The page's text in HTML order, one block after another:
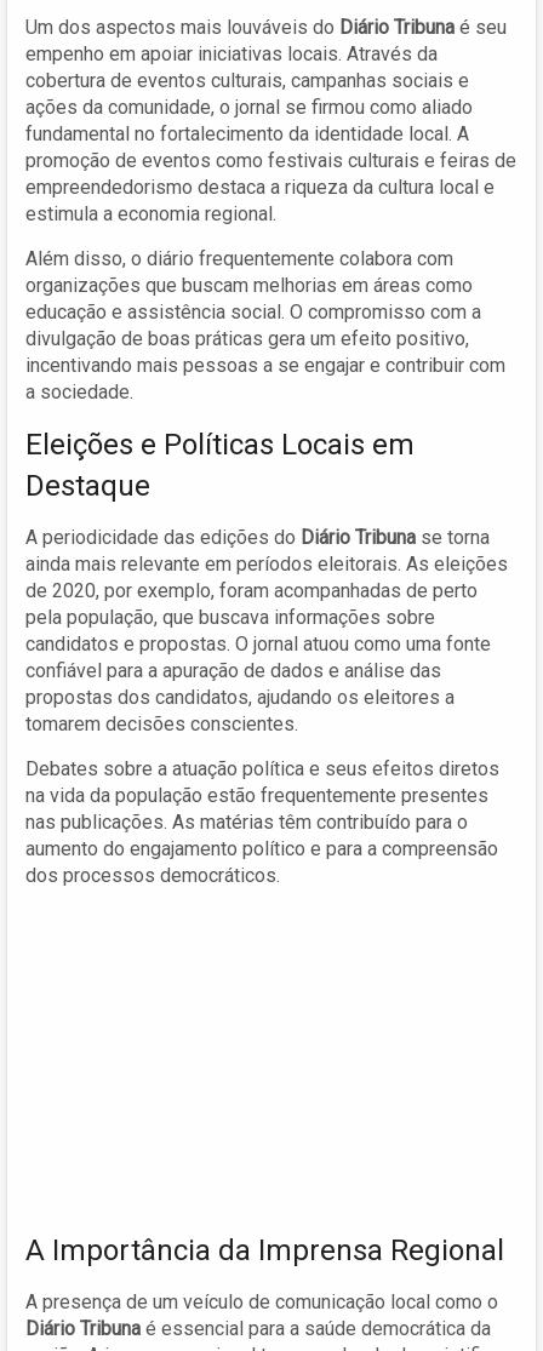
Um dos aspectos mais louváveis do Diário Tribuna é seu
empenho em apoiar iniciativas locais. Através da
cobertura de eventos culturais, campanhas sociais e
ações da comunidade, o jornal se firmou como aliado
fundamental no fortalecimento da identidade local. A
promoção de eventos como festivais culturais e feiras de
empreendedorismo destaca a riqueza da cultura local e
estimula a economia regional.
Além disso, o diário frequentemente colabora com
organizações que buscam melhorias em áreas como
educação e assistência social. O compromisso com a
divulgação de boas práticas gera um efeito positivo,
incentivando mais pessoas a se engajar e contribuir com
a sociedade.
Eleições e Políticas Locais em
Destaque
A periodicidade das edições do Diário Tribuna se torna
ainda mais relevante em períodos eleitorais. As eleições
de 2020, por exemplo, foram acompanhadas de perto
pela população, que buscava informações sobre
candidatos e propostas. O jornal atuou como uma fonte
confiável para a apuração de dados e análise das
propostas dos candidatos, ajudando os eleitores a
tomarem decisões conscientes.
Debates sobre a atuação política e seus efeitos diretos
na vida da população estão frequentemente presentes
nas publicações. As matérias têm contribuído para o
aumento do engajamento político e para a compreensão
dos processos democráticos.
A Importância da Imprensa Regional
A presença de um veículo de comunicação local como o
Diário Tribuna é essencial para a saúde democrática da